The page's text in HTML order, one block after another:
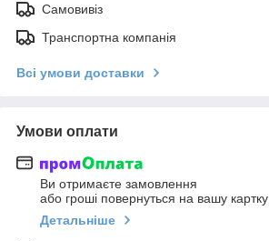
Самовивіз
Транспортна компанія
Всі умови доставки
Умови оплати
Ви отримаєте замовлення
або гроші повернуться на вашу картку
Детальніше